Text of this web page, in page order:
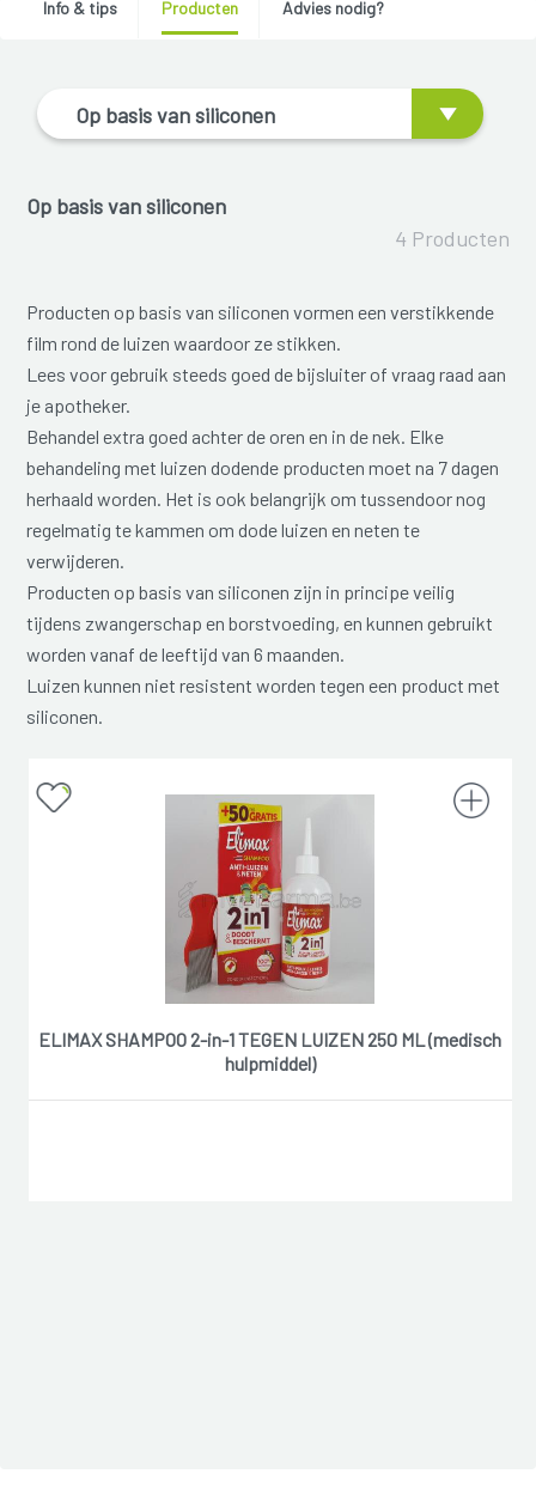
Info & tips Producten Advies nodig?
Op basis van siliconen
Op basis van siliconen
4 Producten
Producten op basis van siliconen vormen een verstikkende
film rond de luizen waardoor ze stikken.
Lees voor gebruik steeds goed de bijsluiter of vraag raad aan
je apotheker.
Behandel extra goed achter de oren en in de nek. Elke
behandeling met luizen dodende producten moet na 7 dagen
herhaald worden. Het is ook belangrijk om tussendoor nog
regelmatig te kammen om dode luizen en neten te
verwijderen.
Producten op basis van siliconen zijn in principe veilig
tijdens zwangerschap en borstvoeding, en kunnen gebruikt
worden vanaf de leeftijd van 6 maanden.
Luizen kunnen niet resistent worden tegen een product met
siliconen.
ELIMAX SHAMPOO 2-in-1 TEGEN LUIZEN 250 ML (medisch
hulpmiddel)